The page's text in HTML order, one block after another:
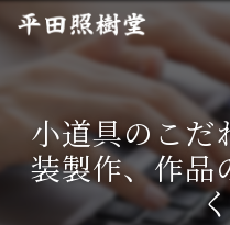
小道具のこだ
装製作、作品